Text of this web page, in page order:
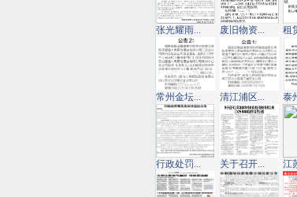
张光耀雨... 废旧物资... 租
常州金坛... 清江浦区... 泰
行政处罚... 关于召开... 江